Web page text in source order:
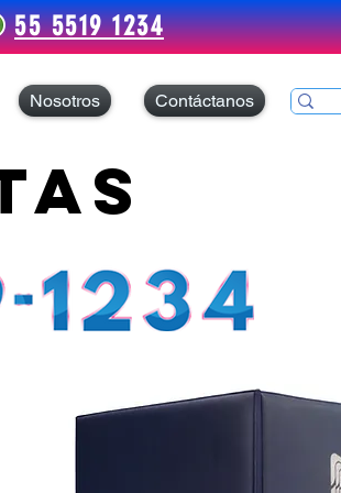
Nosotros Contáctanos
55 5519 1234